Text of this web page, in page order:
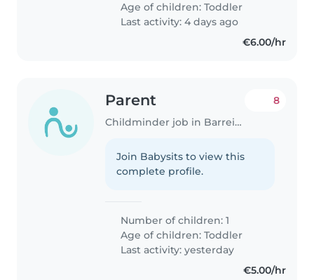
Age of children:Toddler
Last activity: 4 days ago
€6.00/hr
Parent
Childminder job in Barreiro
8
Join Babysits to view this
complete profile.
Number of children: 1
Age of children:Toddler
Last activity: yesterday
€5.00/hr